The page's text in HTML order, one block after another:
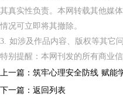
其真实性负责。本网转载其他媒
情况可立即将其撤除。
3. 如涉及作品内容、版权等其它
特别提醒：本网刊发的所有商业
上一篇： 筑牢心理安全防线 赋能
下一篇： 返回列表